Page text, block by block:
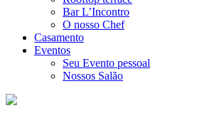
Bar L’Incontro
O nosso Chef
Casamento
Eventos
Seu Evento pessoal
Nossos Salão